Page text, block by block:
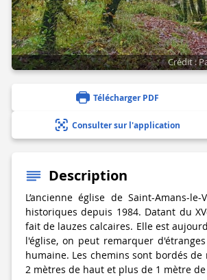
Crédit :
Télécharger PDF
Consulter sur l'application
Description
L’ancienne église de Saint-Amans-
historiques depuis 1984. Datant du
fait de lauzes calcaires. Elle est
l'église, on peut remarquer
humaine. Les chemins sont bordés
2 mètres de haut et plus de 1 mètre